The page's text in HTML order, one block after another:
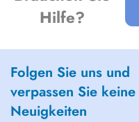
Hilfe?
Folgen Sie uns und
verpassen Sie keine
Neuigkeiten